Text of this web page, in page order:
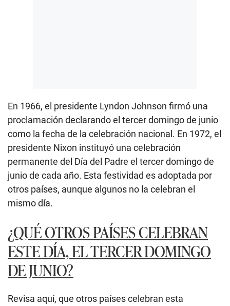
En 1966, el presidente Lyndon Johnson firmó una
proclamación declarando el tercer domingo de junio
como la fecha de la celebración nacional. En 1972, el
presidente Nixon instituyó una celebración
permanente del Día del Padre el tercer domingo de
junio de cada año. Esta festividad es adoptada por
otros países, aunque algunos no la celebran el
mismo día.
¿QUÉ OTROS PAÍSES CELEBRAN
ESTE DÍA, EL TERCER DOMINGO
DE JUNIO?
Revisa aquí, que otros países celebran esta